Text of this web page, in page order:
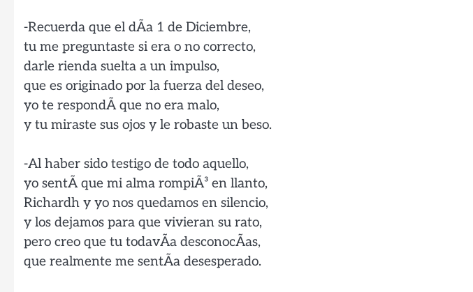
-Recuerda que el dÃ­a 1 de Diciembre,
tu me preguntaste si era o no correcto,
darle rienda suelta a un impulso,
que es originado por la fuerza del deseo,
yo te respondÃ­ que no era malo,
y tu miraste sus ojos y le robaste un beso.
-Al haber sido testigo de todo aquello,
yo sentÃ­ que mi alma rompiÃ³ en llanto,
Richardh y yo nos quedamos en silencio,
y los dejamos para que vivieran su rato,
pero creo que tu todavÃ­a desconocÃ­as,
que realmente me sentÃ­a desesperado.